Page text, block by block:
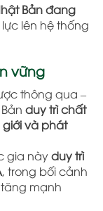
Bản đang
lên hệ thống
vững
thông qua –
duy trì chất
và phát
gia nàyduy trì
, trong bối cảnh
mạnh